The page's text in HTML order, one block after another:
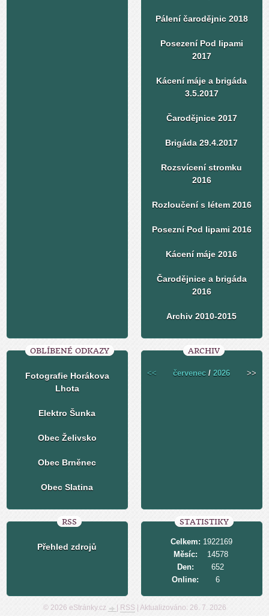
Pálení čarodějnic 2018
Posezení Pod lipami
2017
Kácení máje a brigáda
3.5.2017
Čarodějnice 2017
Brigáda 29.4.2017
Rozsvícení stromku
2016
Rozloučení s létem 2016
Posezní Pod lipami 2016
Kácení máje 2016
Čarodějnice a brigáda
2016
Archiv 2010-2015
OBLÍBENÉ ODKAZY
Fotografie Horákova
Lhota
Elektro Šunka
Obec Želivsko
Obec Brněnec
Obec Slatina
ARCHIV
<< červenec /2026 >>
RSS
Přehled zdrojů
STATISTIKY
Online: 6
Celkem: 1922169
Měsíc:
14578
Den:
652
© 2026 eStránky.cz RSS Aktualizováno: 26. 7. 2026